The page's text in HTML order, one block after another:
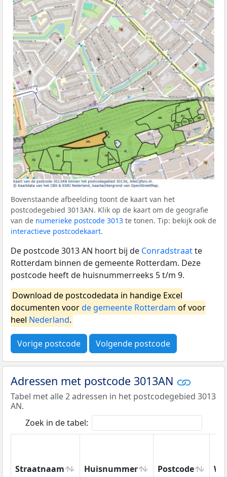
Bovenstaande afbeelding toont de kaart van het
postcodegebied 3013AN. Klik op de kaart om de geografie
van de numerieke postcode 3013 te tonen. Tip: bekijk ook de
interactieve postcodekaart.
De postcode 3013 AN hoort bij de Conradstraatte
Rotterdam binnen de gemeente Rotterdam. Deze
postcode heeft de huisnummerreeks 5 t/m 9.
Download de postcodedata in handige Excel
documenten voorde gemeente Rotterdam of voor
heel Nederland.
Vorige postcode Volgende postcode
Adressen met postcode 3013AN
Tabel met alle 2 adressen in het postcodegebied 3013
AN.
Zoek in de tabel:
Straatnaam Huisnummer Postcode